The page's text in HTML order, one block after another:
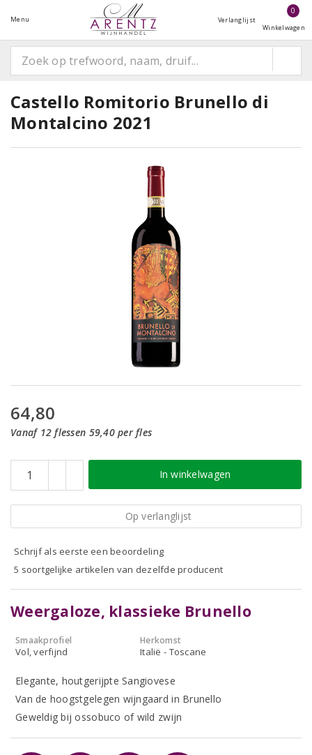
Menu Verlanglijst
0
Winkelwagen
Castello Romitorio Brunello di
Montalcino 2021
64,80
Vanaf 12 flessen 59,40 per fles
In winkelwagen
Op verlanglijst
Schrijf als eerste een beoordeling
5 soortgelijke artikelen van dezelfde producent
Weergaloze, klassieke Brunello
Smaakprofiel
Vol, verfijnd
Herkomst
Italië - Toscane
Elegante, houtgerijpte Sangiovese
Van de hoogstgelegen wijngaard in Brunello
Geweldig bij ossobuco of wild zwijn